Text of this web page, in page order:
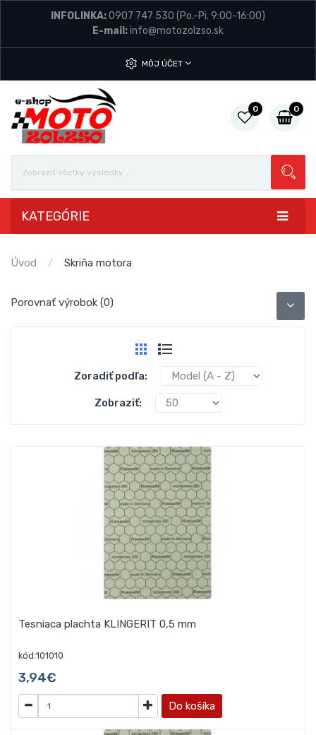
INFOLINKA:0907 747 530 (Po.-Pi. 9:00-16:00)
E-mail:info@motozolzso.sk
MÔJ ÚČET
0 0
KATEGÓRIE
Úvod Skriňa motora
Porovnať výrobok (0)
Zoradiť podľa:
Zobraziť:
Tesniaca plachta KLINGERIT 0,5 mm
kód:101010
3,94€
Do košíka